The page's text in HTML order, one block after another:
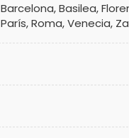
Barcelona,Basilea,
París,Roma,Venecia,